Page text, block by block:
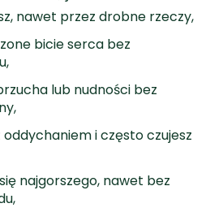
nawet przez drobne rzeczy,
bicie serca bez
lub nudności bez
i często czujesz
najgorszego, nawet bez